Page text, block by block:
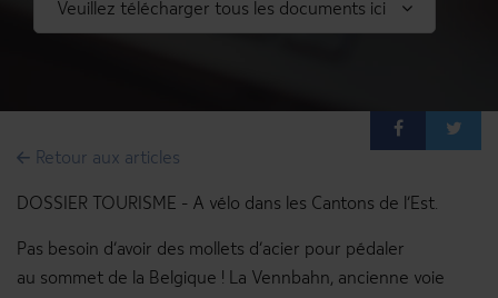
Articles
Veuillez télécharger tous les documents ici
Retour aux articles
DOSSIER TOURISME - A vélo dans les Cantons de l’Est.
Pas besoin d’avoir des mollets d’acier pour pédaler
au sommet de la Belgique ! La Vennbahn, ancienne voie